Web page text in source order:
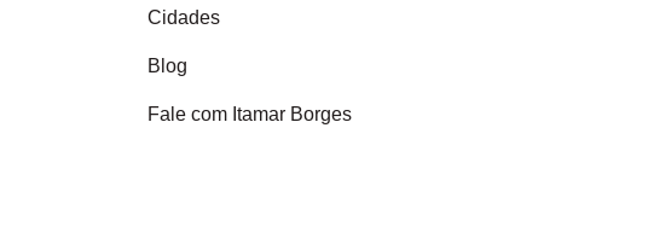
Cidades
Blog
Fale com Itamar Borges